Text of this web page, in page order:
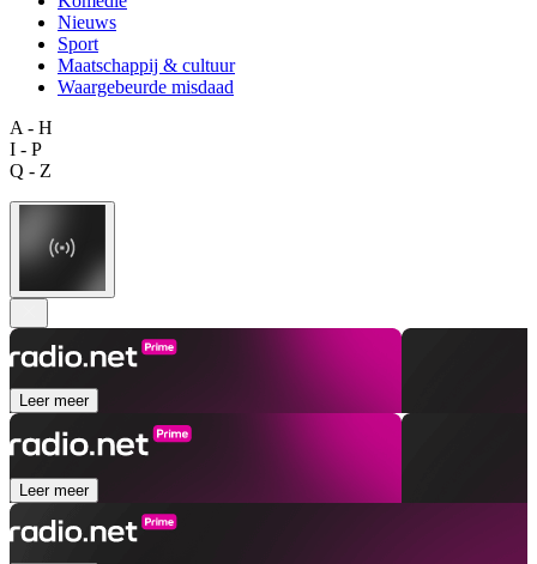
Nieuws
Sport
Maatschappij & cultuur
Waargebeurde misdaad
A - H
I - P
Q - Z
Leer meer
Leer meer